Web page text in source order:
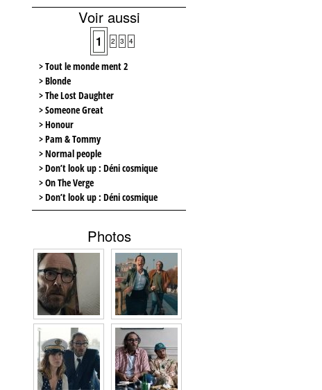
Voir aussi
1 2 3 4
> Tout le monde ment 2
> Blonde
> The Lost Daughter
> Someone Great
> Honour
> Pam & Tommy
> Normal people
> Don’t look up : Déni cosmique
> On The Verge
> Don’t look up : Déni cosmique
Photos